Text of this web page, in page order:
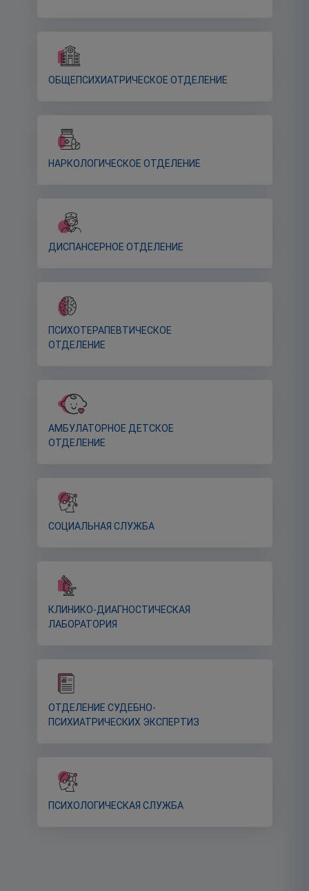
ОБЩЕПСИХИАТРИЧЕСКОЕ ОТДЕЛЕНИЕ
НАРКОЛОГИЧЕСКОЕ ОТДЕЛЕНИЕ
ДИСПАНСЕРНОЕ ОТДЕЛЕНИЕ
ПСИХОТЕРАПЕВТИЧЕСКОЕ
ОТДЕЛЕНИЕ
АМБУЛАТОРНОЕ ДЕТСКОЕ
ОТДЕЛЕНИЕ
СОЦИАЛЬНАЯ СЛУЖБА
КЛИНИКО-ДИАГНОСТИЧЕСКАЯ
ЛАБОРАТОРИЯ
ОТДЕЛЕНИЕ СУДЕБНО-
ПСИХИАТРИЧЕСКИХ ЭКСПЕРТИЗ
ПСИХОЛОГИЧЕСКАЯ СЛУЖБА